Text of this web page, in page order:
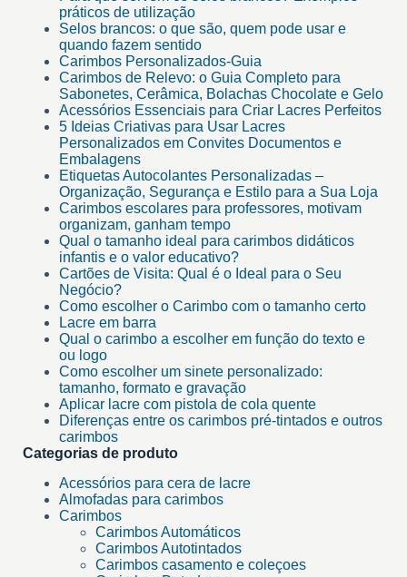
práticos de utilização
Selos brancos: o que são, quem pode usar e
quando fazem sentido
Carimbos Personalizados-Guia
Carimbos de Relevo: o Guia Completo para
Sabonetes, Cerâmica, Bolachas Chocolate e Gelo
Acessórios Essenciais para Criar Lacres Perfeitos
5 Ideias Criativas para Usar Lacres
Personalizados em Convites Documentos e
Embalagens
Etiquetas Autocolantes Personalizadas –
Organização, Segurança e Estilo para a Sua Loja
Carimbos escolares para professores, motivam
organizam, ganham tempo
Qual o tamanho ideal para carimbos didáticos
infantis e o valor educativo?
Cartões de Visita: Qual é o Ideal para o Seu
Negócio?
Como escolher o Carimbo com o tamanho certo
Lacre em barra
Qual o carimbo a escolher em função do texto e
ou logo
Como escolher um sinete personalizado:
tamanho, formato e gravação
Aplicar lacre com pistola de cola quente
Diferenças entre os carimbos pré-tintados e outros
carimbos
Categorias de produto
Acessórios para cera de lacre
Almofadas para carimbos
Carimbos
Carimbos Automáticos
Carimbos Autotintados
Carimbos casamento e coleçoes